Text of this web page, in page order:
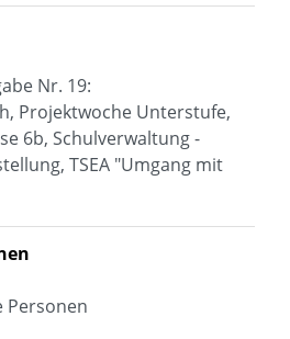
Nr. 19:
Projektwoche Unterstufe,
6b, Schulverwaltung -
TSEA "Umgang mit
Personen